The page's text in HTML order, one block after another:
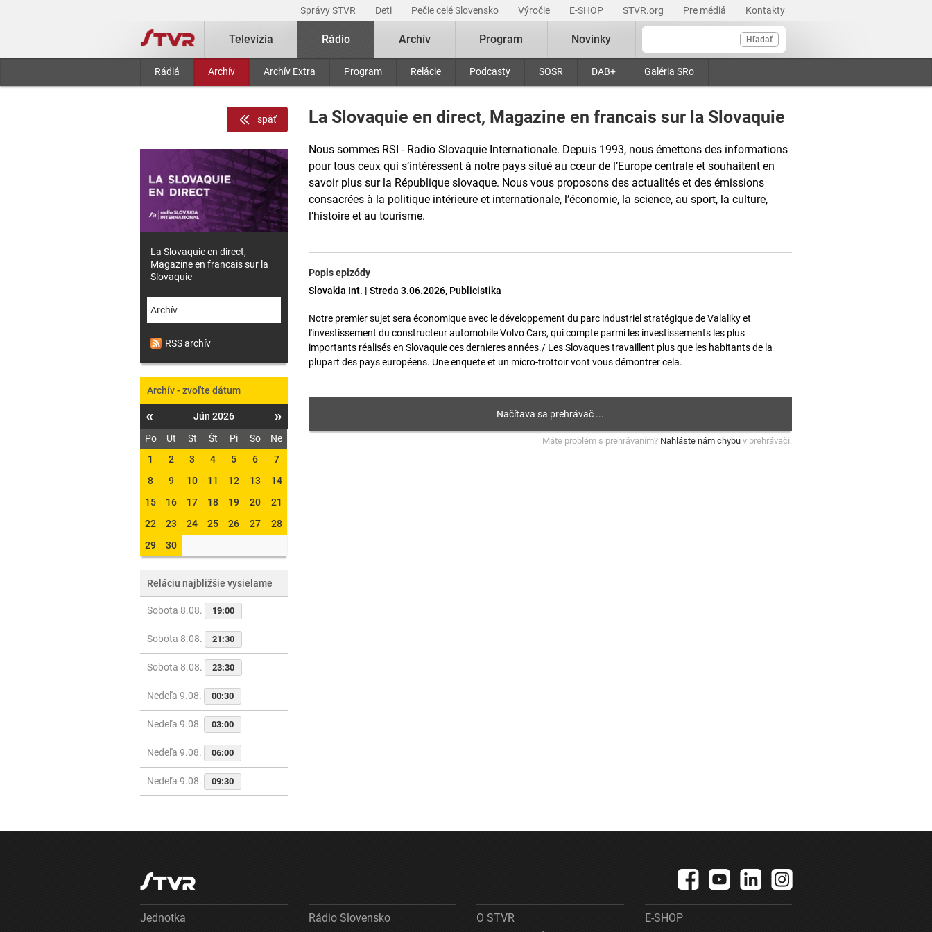
Správy STVR Deti Pečie celé Slovensko Výročie E-SHOP STVR.org Pre médiá Kontakty
Hľadať
Televízia Rádio
Rádiá Archív Archív Extra Program Relácie Podcasty SOSR DAB+ Galéria SRo
Archív Program Novinky
La Slovaquie en direct, Magazine en francais sur la Slovaquie
Nous sommes RSI - Radio Slovaquie Internationale. Depuis 1993, nous émettons des informations
pour tous ceux qui s’intéressent à notre pays situé au cœur de l’Europe centrale et souhaitent en
savoir plus sur la République slovaque. Nous vous proposons des actualités et des émissions
consacrées à la politique intérieure et internationale, l’économie, la science, au sport, la culture,
l’histoire et au tourisme.
Popis epizódy
Slovakia Int. | Streda 3.06.2026, Publicistika
Notre premier sujet sera économique avec le développement du parc industriel stratégique de Valaliky et
l'investissement du constructeur automobile Volvo Cars, qui compte parmi les investissements les plus
importants réalisés en Slovaquie ces dernieres années./ Les Slovaques travaillent plus que les habitants de la
plupart des pays européens. Une enquete et un micro-trottoir vont vous démontrer cela.
Máte problém s prehrávaním? Nahláste nám chybu v prehrávači.
späť
La Slovaquie en direct,
Magazine en francais sur la
Slovaquie
Archív
RSS archív
Archív - zvoľte dátum
« Jún 2026 »
Po Ut St Št Pi So
Ne
1
2 3 4 5 6
7
8
9 10 11 12 13
14
15
16 17 18 19 20
21
22
23 24 25 26 27
28
29
30
Reláciu najbližšie vysielame
Sobota 8.08. 19:00
Sobota 8.08. 21:30
Sobota 8.08. 23:30
Nedeľa 9.08. 00:30
Nedeľa 9.08. 03:00
Nedeľa 9.08. 06:00
Nedeľa 9.08. 09:30
Jednotka
Rádio Slovensko
O STVR
E-SHOP